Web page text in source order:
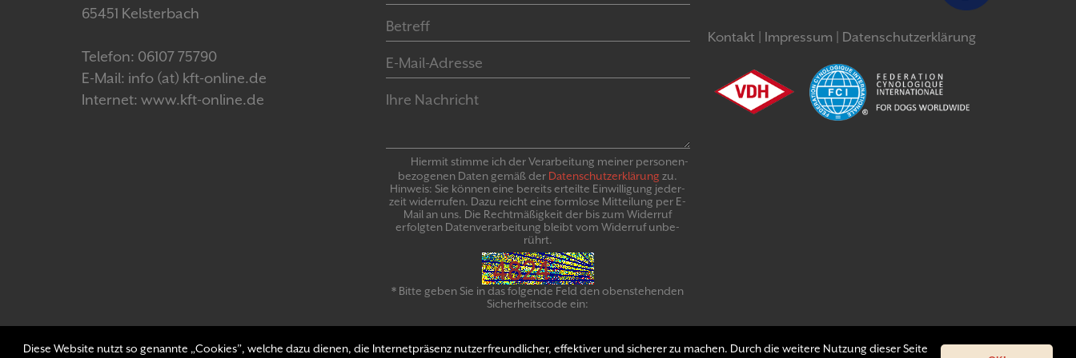
Diese Website nutzt so genannte „Cookies”, welche dazu dienen, die Internetpräsenz nutzerfreundlicher, effektiver und sicherer zu machen. Durch die weitere Nutzung dieser Seite
65451 Kelsterbach
Telefon: 06107 75790
E-Mail: info (at) kft-online.de
Internet: www.kft-online.de
Hiermit stimme ich der Verarbeitung meiner personen­
bezogenen Daten gemäß der Daten­schutz­er­klär­ung zu.
Hinweis: Sie können eine bereits erteilte Ein­willigung jeder­
zeit widerrufen. Dazu reicht eine formlose Mitteilung per E-
Mail an uns. Die Recht­mäßigkeit der bis zum Widerruf
erfolgten Daten­verarbeitung bleibt vom Wider­ruf un­be­
rührt.
* Bitte geben Sie in das folgende Feld den obenstehenden
Sicherheitscode ein:
Kontakt Impressum Datenschutzerklärung